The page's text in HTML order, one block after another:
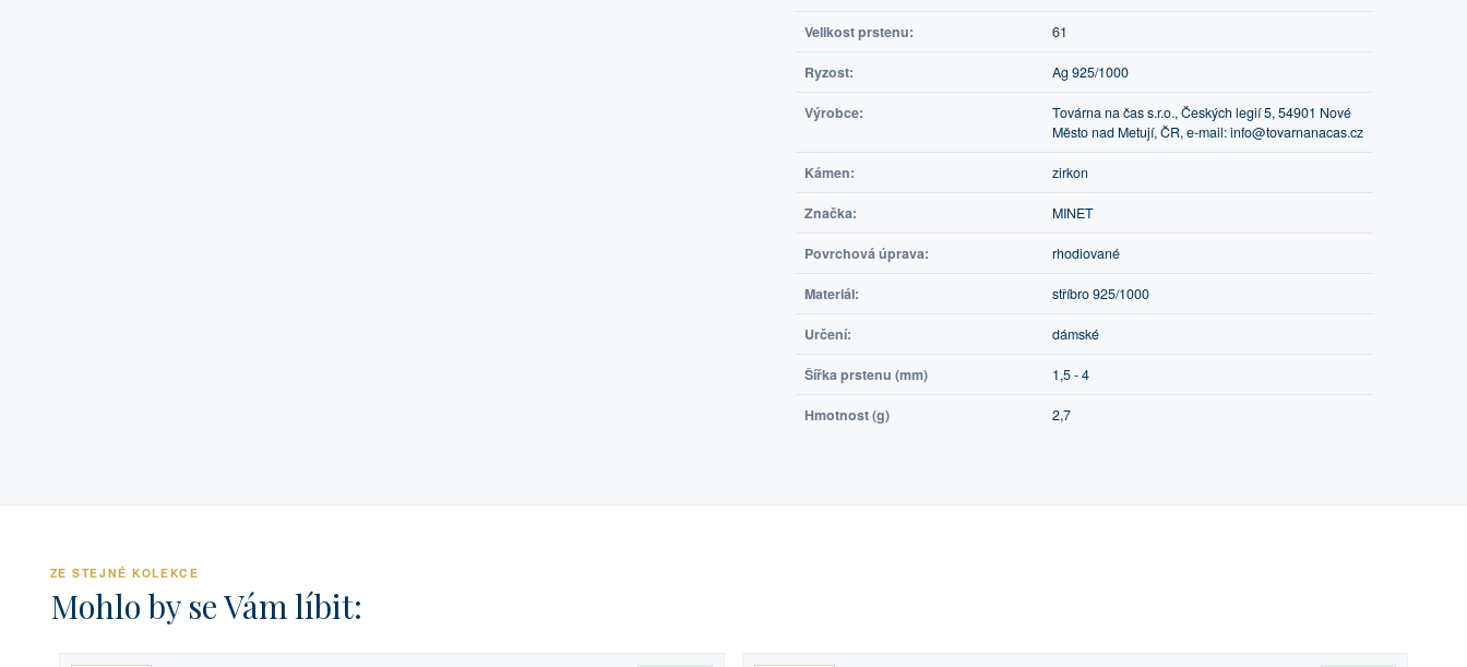
Velikost prstenu: 61
Ryzost: Ag 925/1000
Výrobce:
Továrna na čas s.r.o., Českých legií 5, 54901 Nové
Město nad Metují, ČR, e-mail: info@tovarnanacas.cz
Kámen: zirkon
Značka: MINET
Povrchová úprava: rhodiované
Materiál: stříbro 925/1000
Určení: dámské
Šířka prstenu (mm) 1,5 - 4
Hmotnost (g) 2,7
ZE STEJNÉ KOLEKCE
Mohlo by se Vám líbit: